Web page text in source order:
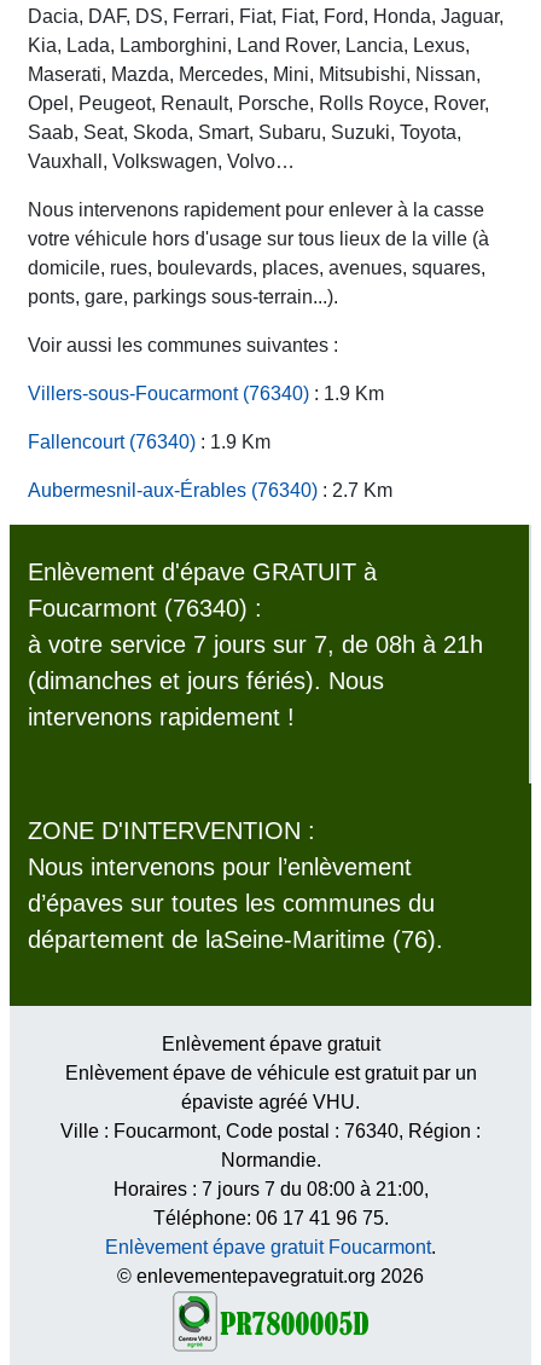
Dacia, DAF, DS, Ferrari, Fiat, Fiat, Ford, Honda, Jaguar,
Kia, Lada, Lamborghini, Land Rover, Lancia, Lexus,
Maserati, Mazda, Mercedes, Mini, Mitsubishi, Nissan,
Opel, Peugeot, Renault, Porsche, Rolls Royce, Rover,
Saab, Seat, Skoda, Smart, Subaru, Suzuki, Toyota,
Vauxhall, Volkswagen, Volvo…
Nous intervenons rapidement pour enlever à la casse
votre véhicule hors d'usage sur tous lieux de la ville (à
domicile, rues, boulevards, places, avenues, squares,
ponts, gare, parkings sous-terrain...).
Voir aussi les communes suivantes :
Villers-sous-Foucarmont (76340) : 1.9 Km
Fallencourt (76340) : 1.9 Km
Aubermesnil-aux-Érables (76340) : 2.7 Km
Enlèvement d'épave GRATUIT à
Foucarmont (76340) :
à votre service 7 jours sur 7, de 08h à 21h
(dimanches et jours fériés). Nous
intervenons rapidement !
ZONE D'INTERVENTION :
Nous intervenons pour l’enlèvement
d’épaves sur toutes les communes du
département de laSeine-Maritime (76).
Enlèvement épave gratuit
Enlèvement épave de véhicule est gratuit par un
épaviste agréé VHU.
Ville : Foucarmont, Code postal : 76340, Région :
Normandie.
Horaires : 7 jours 7 du 08:00 à 21:00,
Téléphone: 06 17 41 96 75.
Enlèvement épave gratuit Foucarmont.
© enlevementepavegratuit.org 2026